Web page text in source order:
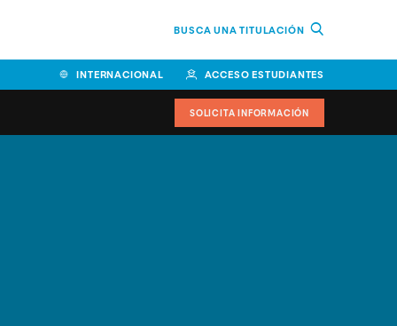
BUSCA UNA TITULACIÓN
INTERNACIONAL ACCESO ESTUDIANTES
SOLICITA INFORMACIÓN